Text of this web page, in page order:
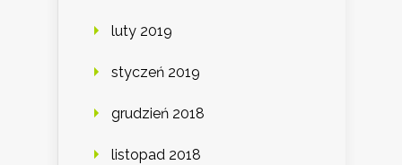
luty 2019
styczeń 2019
grudzień 2018
listopad 2018